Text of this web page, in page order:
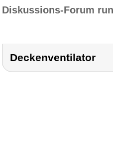
Diskussions-Forum
Deckenventilator